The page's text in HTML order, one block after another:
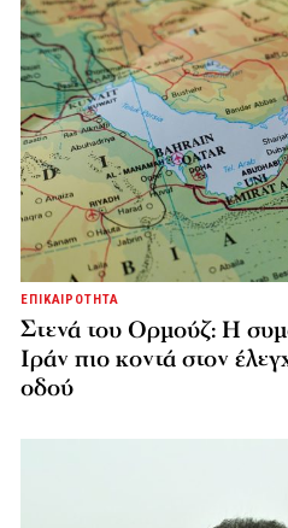
ΕΠΙΚΑΙΡΟΤΗΤΑ
Στενά του Ορμούζ: Η
Ιράν πιο κοντά στον
οδού